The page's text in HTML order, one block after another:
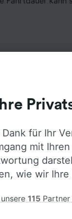
nach
über
Klimaanlage
Ihre
für Ihr
mit
wie wir
115